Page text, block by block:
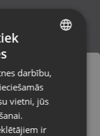
uz
RUSSIAN
darbību,
vietni, jūs
ir